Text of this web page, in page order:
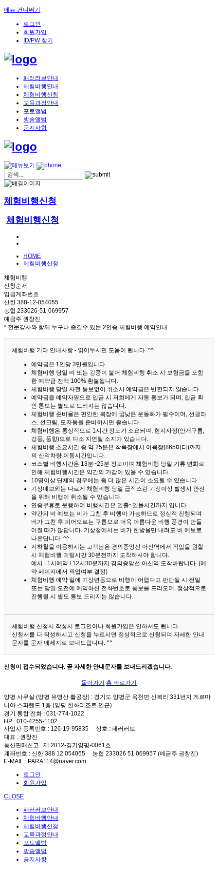
메뉴 건너뛰기
로그인
회원가입
ID/PW 찾기
패러러브안내
체험비행안내
체험비행신청
교육과정안내
포토앨범
방송앨범
공지사항
체험비행신청
체험비행신청
HOME
체험비행신청
체험비행
신청순서
입금계좌번호
신한 388-12-054055
농협 233026-51-069957
예금주 권창진
* 전문강사와 함께 누구나 즐길수 있는 2인승 체험비행 예약안내
체험비행 기타 안내사항 - 읽어두시면 도움이 됩니다. ^^
예약금은 1인당 3만원입니다.
체험비행 당일 비 또는 강풍이 불어 체험비행 취소 시 보험금을 포함
한 예약금 전액 100% 환불됩니다.
체험비행 당일 사전 통보없이 취소시 예약금은 반환되지 않습니다.
예약금을 예약자명으로 입금 시 저희에게 자동 통보가 되며, 입금 확
인 통보는 별도로 드리지는 않습니다.
체험비행 준비물은 편안한 복장에 굽낮은 운동화가 필수이며, 선글라
스, 선크림, 모자등을 준비하시면 좋습니다.
체험비행은 통상적으로 1시간 정도가 소요되며, 현지사정(안개구름,
강풍, 풍향)으로 다소 지연될 소지가 있습니다.
체험비행 소요시간 중 약 25분은 착륙장에서 이륙장(865미터)까지
의 산악차량 이동시간입니다.
코스별 비행시간은 13분~25분 정도이며 체험비행 당일 기류 변화로
인해 체험비행시간은 약간의 가감이 있을 수 있습니다.
10명이상 단체의 경우에는 좀 더 많은 시간이 소요될 수 있습니다.
기상예보와는 다르게 체험비행 당일 급작스런 기상이상 발생시 안전
을 위해 비행이 취소될 수 있습니다.
연중무휴로 운행하며 비행시간은 일출~일몰시간까지 입니다.
약간의 비 예보는 비가 그친 후 비행이 가능하므로 정상적 진행되며
비가 그친 후 피어오르는 구름으로 더욱 아름다운 비행 풍경이 만들
어질 때가 많답니다. 기상청에서는 비가 한방울만 내려도 비 예보로
나온답니다. ^^
지하철을 이용하시는 고객님은 경의중앙선 아신역에서 픽업을 원할
시 체험비행 미팅시간 30분전까지 도착하셔야 합니다.
예시 : 1시예약 / 12시30분까지 경의중앙선 아신역 도착바랍니다. (예
약 페이지에서 픽업여부 결정)
체험비행 예약 일에 기상변동으로 비행이 어렵다고 판단될 시 전일
또는 당일 오전에 예약하신 전화번호로 통보를 드리오며, 정상적으로
진행될 시 별도 통보 드리지는 않습니다.
체험비행 신청서 작성시 로그인이나 회원가입은 안하셔도 됩니다.
신청서를 다 작성하시고 신청을 누르시면 정상적으로 신청되며 자세한 안내
문자를 문자 메세지로 보내드립니다. ^^
신청이 접수되었습니다. 곧 자세한 안내문자를 보내드리겠습니다.
돌아가기 홈 바로가기
양평 사무실 (양평 유명산 활공장) : 경기도 양평군 옥천면 신복리 331번지 게르마
니아 스파랜드 1층 (양평 한화리조트 인근)
경기 통합 전화 : 031-774-1022
HP : 010-4255-1102
사업자 등록번호 : 126-19-95835 상호 : 패러러브
대표 : 권창진
통신판매신고 : 제 2012-경기양평-0061호
계좌번호 : 신한 388 12 054055 농협 233026 51 069957 (예금주 권창진)
E-MAIL : PARA114@naver.com
로그인
회원가입
CLOSE
패러러브안내
체험비행안내
체험비행신청
교육과정안내
포토앨범
방송앨범
공지사항